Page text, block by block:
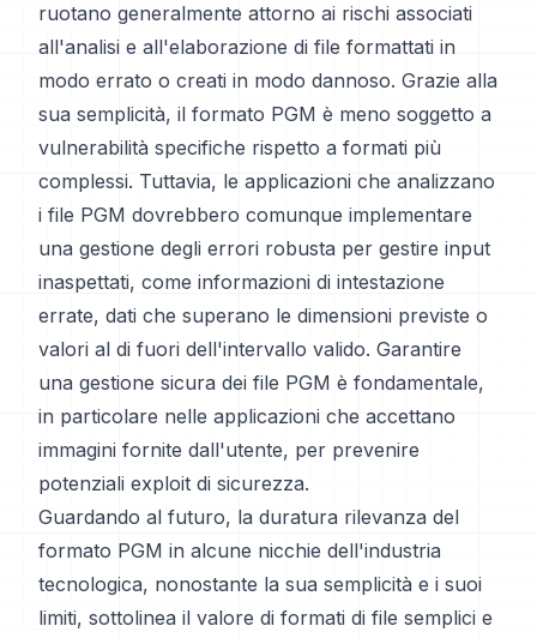
ruotano generalmente attorno ai rischi associati
all'analisi e all'elaborazione di file formattati in
modo errato o creati in modo dannoso. Grazie alla
sua semplicità, il formato PGM è meno soggetto a
vulnerabilità specifiche rispetto a formati più
complessi. Tuttavia, le applicazioni che analizzano
i file PGM dovrebbero comunque implementare
una gestione degli errori robusta per gestire input
inaspettati, come informazioni di intestazione
errate, dati che superano le dimensioni previste o
valori al di fuori dell'intervallo valido. Garantire
una gestione sicura dei file PGM è fondamentale,
in particolare nelle applicazioni che accettano
immagini fornite dall'utente, per prevenire
potenziali exploit di sicurezza.
Guardando al futuro, la duratura rilevanza del
formato PGM in alcune nicchie dell'industria
tecnologica, nonostante la sua semplicità e i suoi
limiti, sottolinea il valore di formati di file semplici e